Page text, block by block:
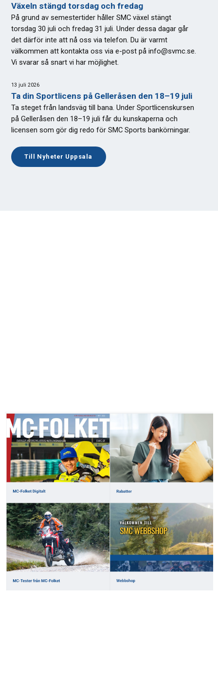
Växeln stängd torsdag och fredag
På grund av semestertider håller SMC växel stängt
torsdag 30 juli och fredag 31 juli. Under dessa dagar går
det därför inte att nå oss via telefon. Du är varmt
välkommen att kontakta oss via e-post på info@svmc.se.
Vi svarar så snart vi har möjlighet.
13 juli 2026
Ta din Sportlicens på Gelleråsen den 18–19 juli
Ta steget från landsväg till bana. Under Sportlicenskursen
på Gelleråsen den 18–19 juli får du kunskaperna och
licensen som gör dig redo för SMC Sports bankörningar.
Till Nyheter Uppsala